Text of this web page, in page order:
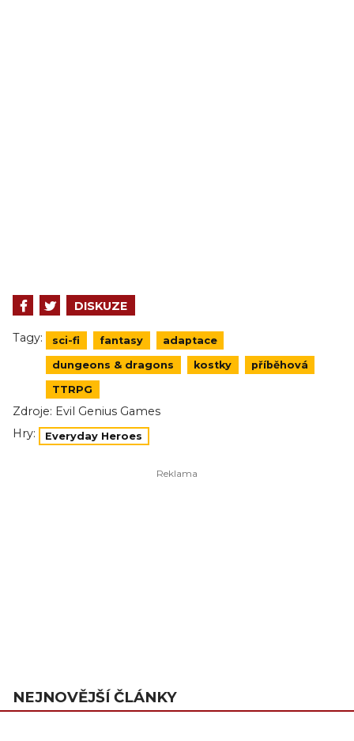
DISKUZE
Tagy: sci-fi fantasy adaptace
dungeons & dragons kostky příběhová
TTRPG
Zdroje: Evil Genius Games
Hry:
Everyday Heroes
NEJNOVĚJŠÍ ČLÁNKY